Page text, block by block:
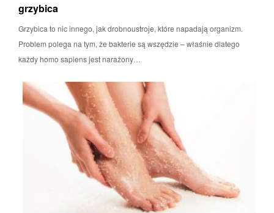
grzybica
Grzybica to nic innego, jak drobnoustroje, które napadają organizm.
Problem polega na tym, że bakterie są wszędzie – właśnie dlatego
każdy homo sapiens jest narażony…